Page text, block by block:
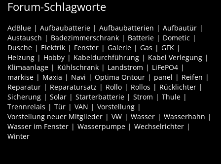
Forum-Schlagworte
AdBlue Aufbaubatterie Aufbaubatterien
Aufbautür
Austausch
Badezimmerschrank Batterie
Dometic
Dusche
Elektrik Fenster Galerie Gas
GFK
Heizung
Hobby Kabeldurchführung
Kabel Verlegung
Klimaanlage
Kühlschrank Landstrom
LiFePO4
markise
Maxia Navi Optima Ontour panel
Reifen
Reparatur
Reparatursatz Rollo Rollos
Rücklichter
Sicherung
Solar Starterbatterie Strom
Thule
Trennrelais
Tür VAN
Vorstellung
Vorstellung neuer Mitglieder
VW Wasser
Wasserhahn
Wasser im Fenster
Wasserpumpe
Wechselrichter
Winter